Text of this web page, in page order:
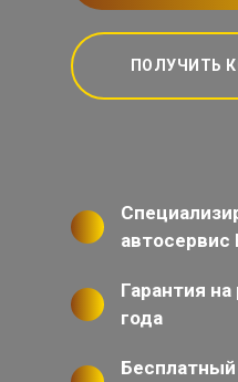
ПОЛУЧИТЬ
автосервис
Гарантия
года
Бесплатный